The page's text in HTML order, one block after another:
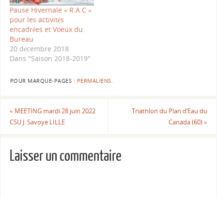
Pause Hivernale « R.A.C »
pour les activités
encadrées et Voeux du
Bureau
20 décembre 2018
Dans "Saison 2018-2019"
POUR MARQUE-PAGES : PERMALIENS.
« MEETING mardi 28 juin 2022
CSU J. Savoye LILLE
Triathlon du Plan d’Eau du
Canada (60)»
Laisser un commentaire